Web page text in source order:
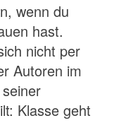
wenn du
hast.
nicht per
Autoren im
Klasse geht